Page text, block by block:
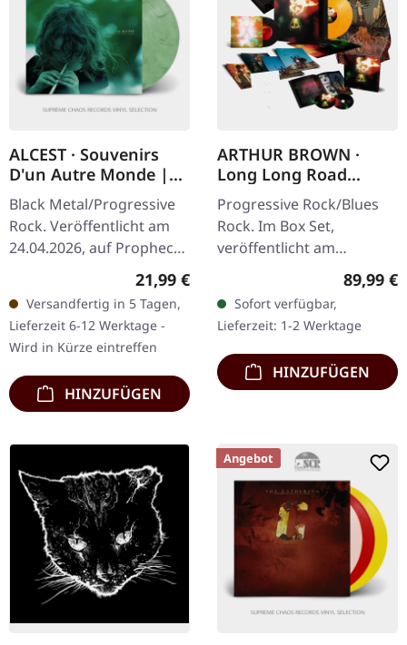
ALCEST · Souvenirs
D'un Autre Monde |
WHITE/GREEN
MARBLED LP
Black Metal/Progressive
Rock. Veröffentlicht am
24.04.2026, auf Prophecy
Productions. Weiß/grün
marmoriertes Vinyl im
Standard-Cover mit
bedrucktem…
Regulärer Preis:
21,99 €
Versandfertig in 5 Tagen,
Lieferzeit 6-12 Werktage -
Wird in Kürze eintreffen
HINZUFÜGEN
ARTHUR BROWN ·
Long Long Road
Complete Box | LP
BOX SET
Progressive Rock/Blues
Rock. Im Box Set,
veröffentlicht am
24.06.2022, auf Prophecy
Productions. Schwarzes
Vinyl im Gatefold-Cover
mit Insert.…
89,99 €
Sofort verfügbar,
Lieferzeit: 1-2 Werktage
HINZUFÜGEN
Angebot